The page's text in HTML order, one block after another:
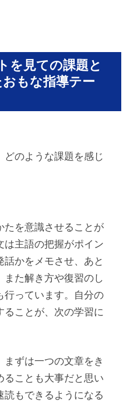
を見ての課題と
もな指導テー
のような課題を感じ
たを意識させることが
は主語の把握がポイン
話かをメモさせ、あと
また解き方や復習のし
行っています。自分の
ることが、次の学習に
まずは一つの文章をき
ることも大事だと思い
読もできるようになる